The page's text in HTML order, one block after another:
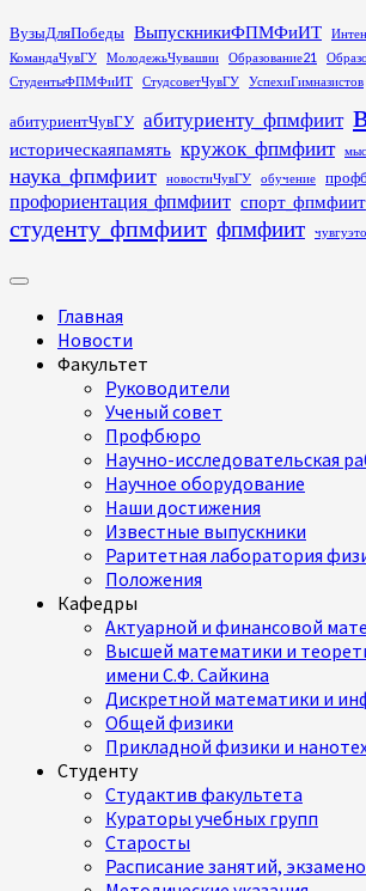
Перейти
к
содержимому
ВузыДляПобеды ВыпускникиФПМФиИТ
КомандаЧувГУ
МолодежьЧувашии Образование21
СтудентыФПМФиИТ
СтудсоветЧувГУ УспехиГимназистов
абитуриентЧувГУ абитуриенту_фпмфиит
историческаяпамять кружок_фпмфиит
наука_фпмфиит новостиЧувГУ обучение
профориентация_фпмфиит спорт_фпмфиит
студенту_фпмфиит фпмфиит
Основное
Главная
Новости
Факультет
Руководители
Ученый совет
Профбюро
Научно-исследовательская
Научное оборудование
Наши достижения
Известные выпускники
Раритетная лаборатория
Положения
Кафедры
Актуарной и финансовой
Высшей математики и
имени С.Ф. Сайкина
Дискретной математики и
Общей физики
Прикладной физики и
Студенту
Студактив факультета
Кураторы учебных групп
Старосты
Расписание занятий,